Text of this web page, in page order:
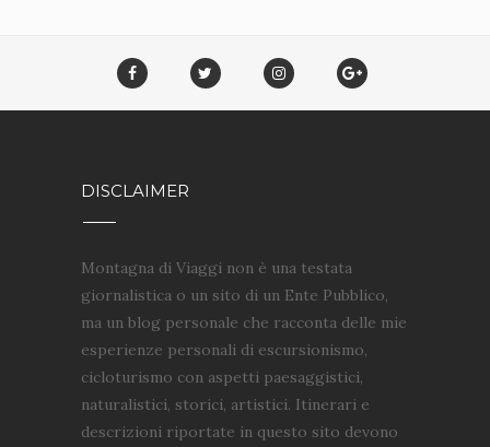
DISCLAIMER
Montagna di Viaggi non è una testata
giornalistica o un sito di un Ente Pubblico,
ma un blog personale che racconta delle mie
esperienze personali di escursionismo,
cicloturismo con aspetti paesaggistici,
naturalistici, storici, artistici. Itinerari e
descrizioni riportate in questo sito devono